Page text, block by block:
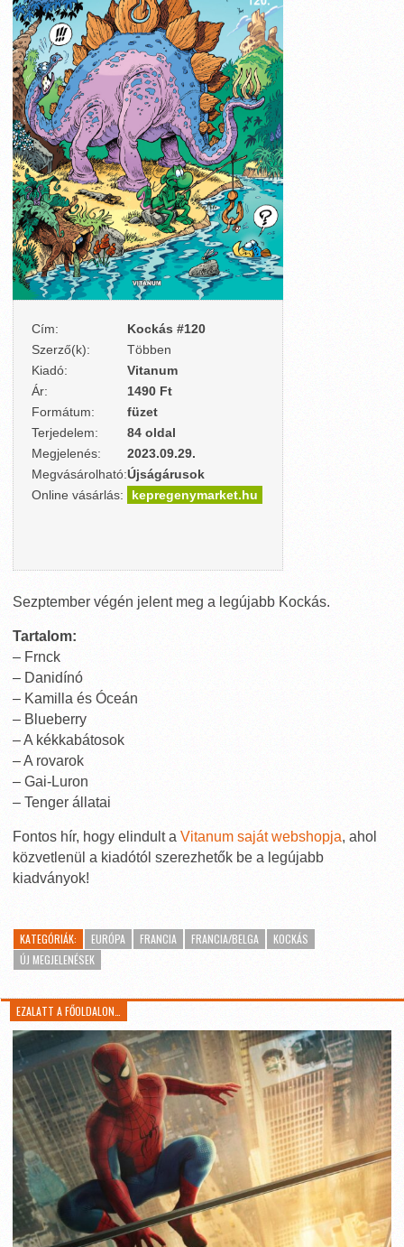
Cím:
Kockás #120
Szerző(k):
Többen
Kiadó:
Vitanum
Ár:
1490 Ft
Formátum:
füzet
Terjedelem:
84 oldal
Megjelenés:
2023.09.29.
Megvásárolható:Újságárusok
Online vásárlás:
kepregenymarket.hu
Sezptember végén jelent meg a legújabb Kockás.
Tartalom:
– Frnck
– Danidínó
– Kamilla és Óceán
– Blueberry
– A kékkabátosok
– A rovarok
– Gai-Luron
– Tenger állatai
Fontos hír, hogy elindult a Vitanum saját webshopja, ahol
közvetlenül a kiadótól szerezhetők be a legújabb
kiadványok!
KATEGÓRIÁK: EURÓPA FRANCIA FRANCIA/BELGA
KOCKÁS
ÚJ MEGJELENÉSEK
EZALATT A FŐOLDALON…